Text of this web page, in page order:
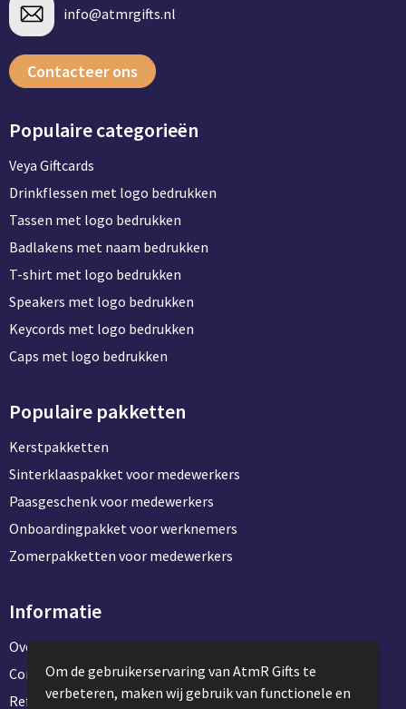
info@atmrgifts.nl
Contacteer ons
Populaire categorieën
Veya Giftcards
Drinkflessen met logo bedrukken
Tassen met logo bedrukken
Badlakens met naam bedrukken
T-shirt met logo bedrukken
Speakers met logo bedrukken
Keycords met logo bedrukken
Caps met logo bedrukken
Populaire pakketten
Kerstpakketten
Sinterklaaspakket voor medewerkers
Paasgeschenk voor medewerkers
Onboardingpakket voor werknemers
Zomerpakketten voor medewerkers
Informatie
Over ons
Contact en klantenservice
Referentie projecten
Om de gebruikerservaring van AtmR Gifts te
verbeteren, maken wij gebruik van functionele en